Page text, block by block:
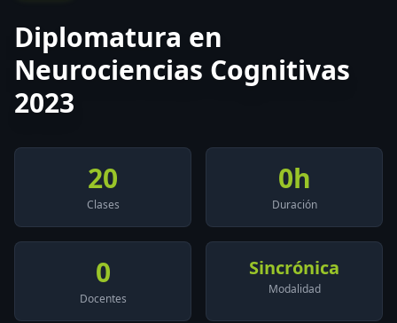
Diplomatura en
Neurociencias Cognitivas
2023
20
Clases
0h
Duración
0
Docentes
Sincrónica
Modalidad